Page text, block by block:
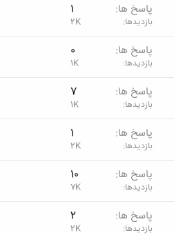
پاسخ ها 1
بازدیدها 2K
پاسخ ها 0
بازدیدها 1K
پاسخ ها 7
بازدیدها 1K
پاسخ ها 1
بازدیدها 2K
پاسخ ها 10
بازدیدها 7K
پاسخ ها 2
بازدیدها 2K